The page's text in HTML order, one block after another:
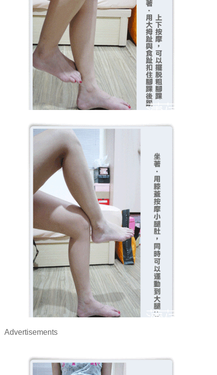
Advertisements